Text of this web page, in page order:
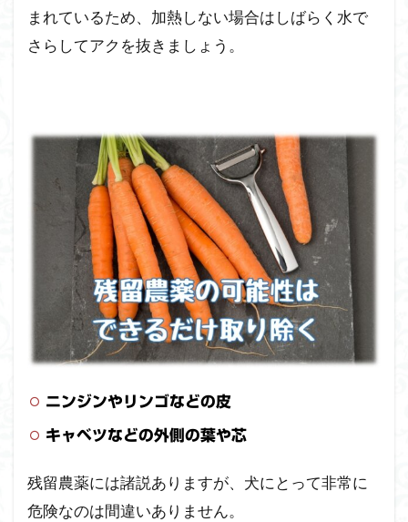
まれているため、加熱しない場合はしばらく水で
さらしてアクを抜きましょう。
ニンジンやリンゴなどの皮
キャベツなどの外側の葉や芯
残留農薬には諸説ありますが、犬にとって非常に
危険なのは間違いありません。